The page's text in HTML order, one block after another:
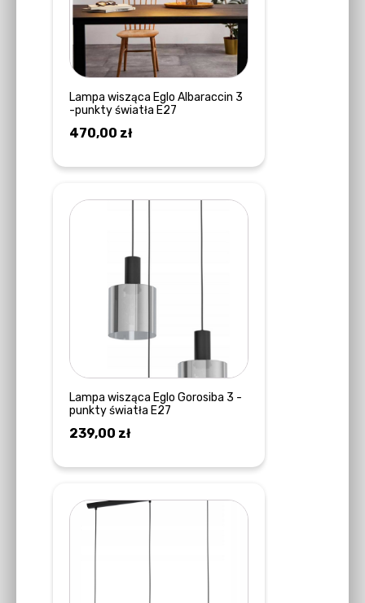
Lampa wisząca Eglo Albaraccin 3
-punkty światła E27
470,00 zł
Lampa wisząca Eglo Gorosiba 3 -
punkty światła E27
239,00 zł